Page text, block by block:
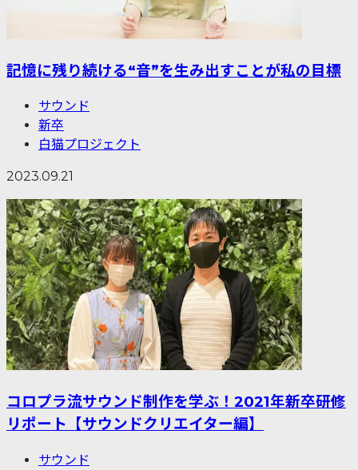
記憶に残り続ける“音”を生み出すことが私の目標
サウンド
新卒
白猫プロジェクト
2023.09.21
コロプラ流サウンド制作を学ぶ！2021年新卒研修
リポート【サウンドクリエイター編】
サウンド